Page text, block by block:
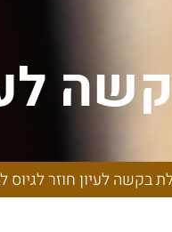
בקשה לעיון חוזר